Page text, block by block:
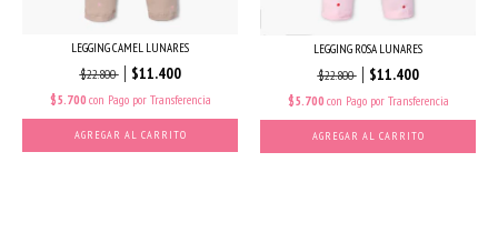
LEGGING CAMEL LUNARES
$22.800 $11.400
$5.700 con Pago por Transferencia
AGREGAR AL CARRITO
LEGGING ROSA LUNARES
$22.800 $11.400
$5.700 con Pago por Transferencia
AGREGAR AL CARRITO